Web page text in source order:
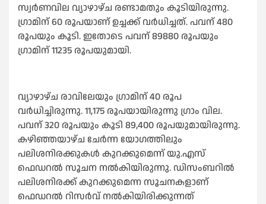
സ്വർണവില വ്യാഴാഴ്ച രണ്ടാമതും കൂടിയിരുന്നു.
ഗ്രാമിന് 60 രൂപയാണ് ഉച്ചക്ക് വർധിച്ചത്. പവന് 480
രൂപയും കൂടി. ഇതോടെ പവന് 89880 രൂപയും
ഗ്രാമിന് 11235 രൂപയുമായി.
വ്യാഴാഴ്ച രാവിലേയും ഗ്രാമിന് 40 രൂപ
വർധിച്ചിരുന്നു. 11,175 രൂപയായിരുന്നു ഗ്രാം വില.
പവന് 320 രൂപയും കൂടി 89,400 രൂപയുമായിരുന്നു.
കഴിഞ്ഞയാഴ്ച ചേർന്ന യോഗത്തിലും
പലിശനിരക്കുകള്‍ കുറക്കുമെന്ന് യു.എസ്
ഫെഡറല്‍ സൂചന നല്‍കിയിരുന്നു. ഡിസംബറില്‍
പലിശനിരക്ക് കുറക്കുമെന്ന സൂചനകളാണ്
ഫെഡറല്‍ റിസർവ് നല്‍കിയിരിക്കുന്നത്